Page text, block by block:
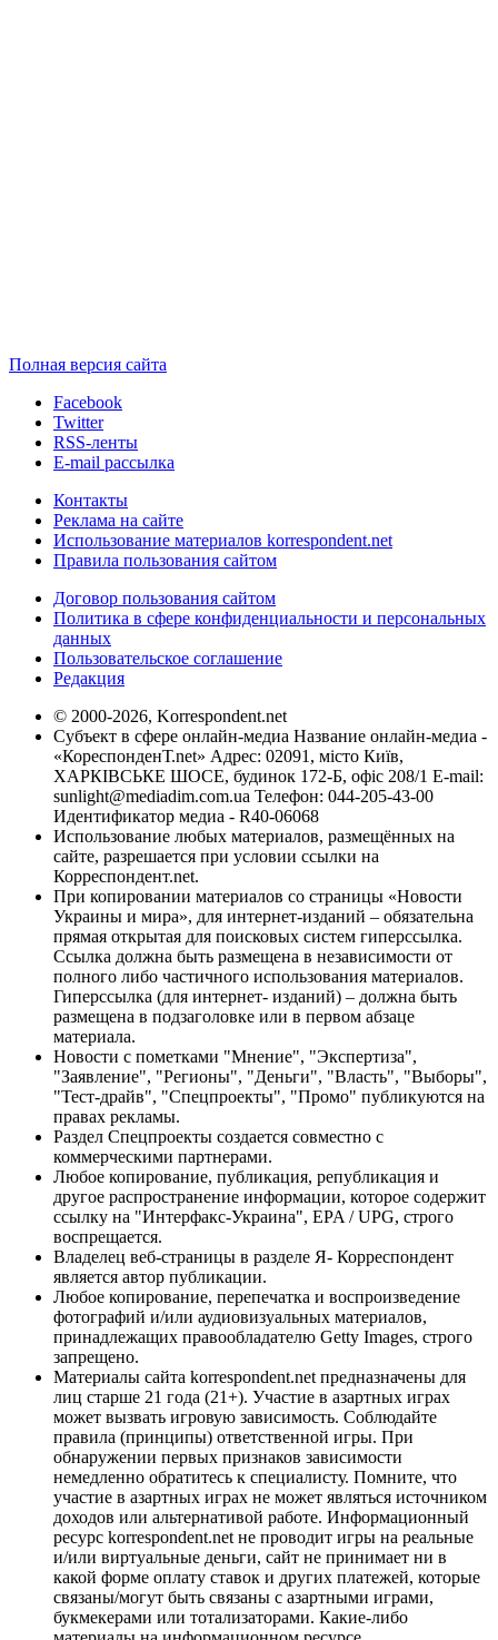
Полная версия сайта
Facebook
Twitter
RSS-ленты
E-mail рассылка
Контакты
Реклама на сайте
Использование материалов korrespondent.net
Правила пользования сайтом
Договор пользования сайтом
Политика в сфере конфиденциальности и персональных
данных
Пользовательское соглашение
Редакция
© 2000-2026, Korrespondent.net
Субъект в сфере онлайн-медиа Название онлайн-медиа -
«КореспонденТ.net» Адрес: 02091, місто Київ,
ХАРКІВСЬКЕ ШОСЕ, будинок 172-Б, офіс 208/1 E-mail:
sunlight@mediadim.com.ua Телефон: 044-205-43-00
Идентификатор медиа - R40-06068
Использование любых материалов, размещённых на
сайте, разрешается при условии ссылки на
Корреспондент.net.
При копировании материалов со страницы «Новости
Украины и мира», для интернет-изданий – обязательна
прямая открытая для поисковых систем гиперссылка.
Ссылка должна быть размещена в независимости от
полного либо частичного использования материалов.
Гиперссылка (для интернет- изданий) – должна быть
размещена в подзаголовке или в первом абзаце
материала.
Новости с пометками "Мнение", "Экспертиза",
"Заявление", "Регионы", "Деньги", "Власть", "Выборы",
"Тест-драйв", "Спецпроекты", "Промо" публикуются на
правах рекламы.
Раздел Спецпроекты создается совместно с
коммерческими партнерами.
Любое копирование, публикация, републикация и
другое распространение информации, которое содержит
ссылку на "Интерфакс-Украина", EPA / UPG, строго
воспрещается.
Владелец веб-страницы в разделе Я- Корреспондент
является автор публикации.
Любое копирование, перепечатка и воспроизведение
фотографий и/или аудиовизуальных материалов,
принадлежащих правообладателю Getty Images, строго
запрещено.
Материалы сайта korrespondent.net предназначены для
лиц старше 21 года (21+). Участие в азартных играх
может вызвать игровую зависимость. Соблюдайте
правила (принципы) ответственной игры. При
обнаружении первых признаков зависимости
немедленно обратитесь к специалисту. Помните, что
участие в азартных играх не может являться источником
доходов или альтернативой работе. Информационный
ресурс korrespondent.net не проводит игры на реальные
и/или виртуальные деньги, сайт не принимает ни в
какой форме оплату ставок и других платежей, которые
связаны/могут быть связаны с азартными играми,
букмекерами или тотализаторами. Какие-либо